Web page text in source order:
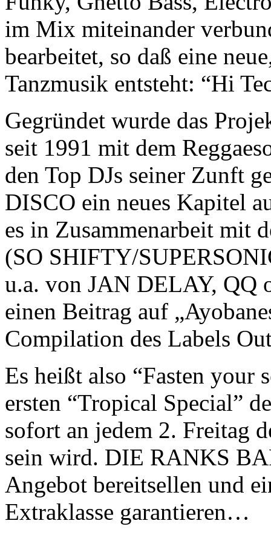
im Mix miteinander
bearbeitet, so daß eine
Tanzmusik entsteht: “Hi
Gegründet wurde das
seit 1991 mit dem
den Top DJs seiner Zunft
DISCO ein neues Kapitel
es in Zusammenarbeit mit
(SO SHIFTY/
u.a. von JAN DELAY, QQ
einen Beitrag auf
Compilation des Labels
Es heißt also “Fasten your
ersten “Tropical Special”
sofort an jedem 2. Freitag
sein wird. DIE RANKS
Angebot bereitsellen und
Extraklasse garantieren…